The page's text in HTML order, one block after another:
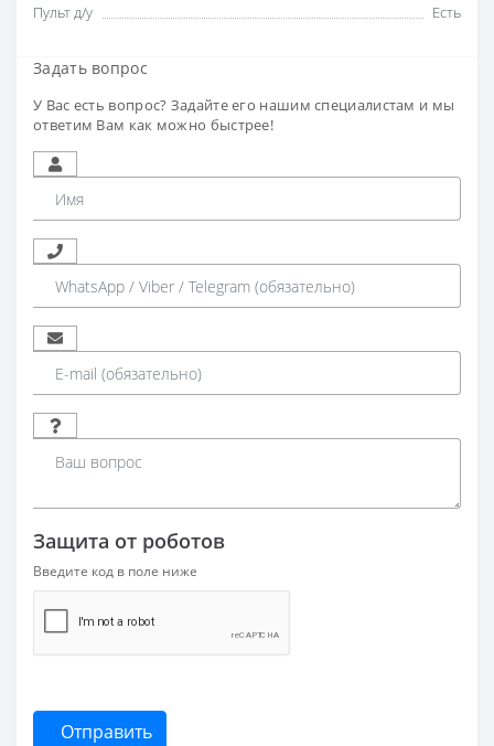
Пульт д/у
Есть
Задать вопрос
У Вас есть вопрос? Задайте его нашим специалистам и мы
ответим Вам как можно быстрее!
Защита от роботов
Введите код в поле ниже
Отправить